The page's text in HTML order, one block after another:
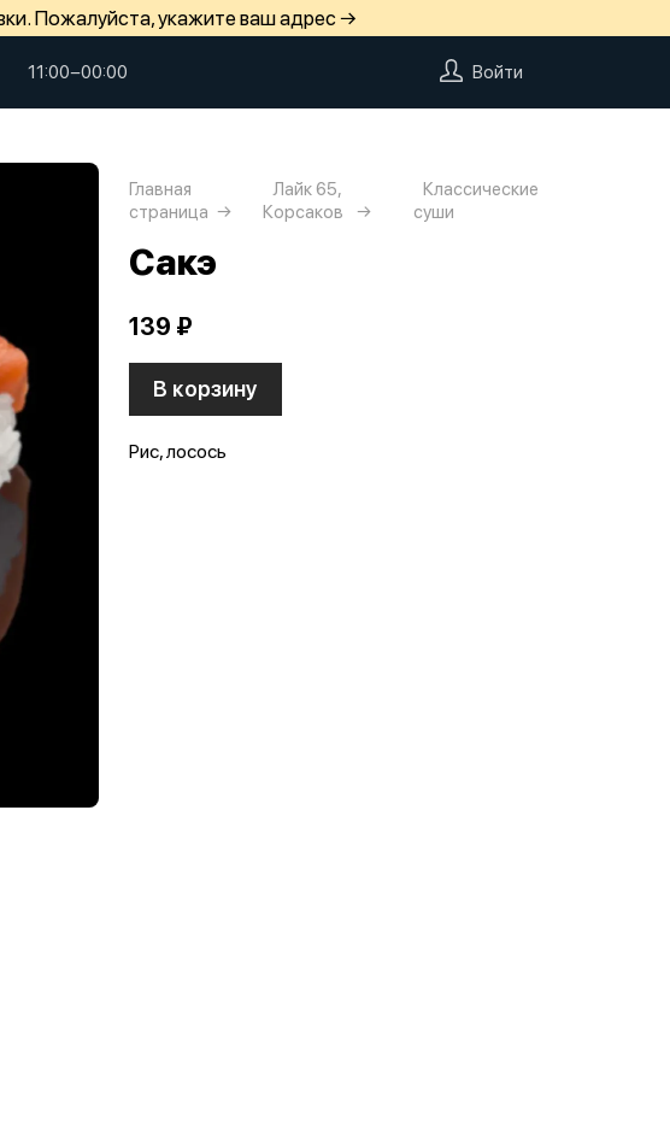
Пожалуйста, укажите ваш адрес →
11:00−00:00 Войти
Главная
страница
Лайк 65,
Корсаков
Классические
суши
Сакэ
139 ₽
В корзину
Рис, лосось